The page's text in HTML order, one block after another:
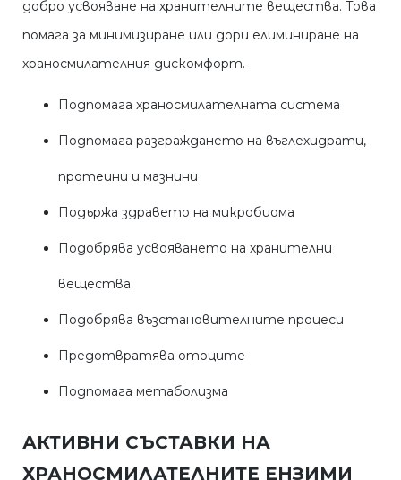
добро усвояване на хранителните вещества. Това
помага за минимизиране или дори елиминиране на
храносмилателния дискомфорт.
Подпомага храносмилателната система
Подпомага разграждането на въглехидрати,
протеини и мазнини
Подържа здравето на микробиома
Подобрява усвояването на хранителни
вещества
Подобрява възстановителните процеси
Предотвратява отоците
Подпомага метаболизма
АКТИВНИ СЪСТАВКИ НА
ХРАНОСМИЛАТЕЛНИТЕ ЕНЗИМИ